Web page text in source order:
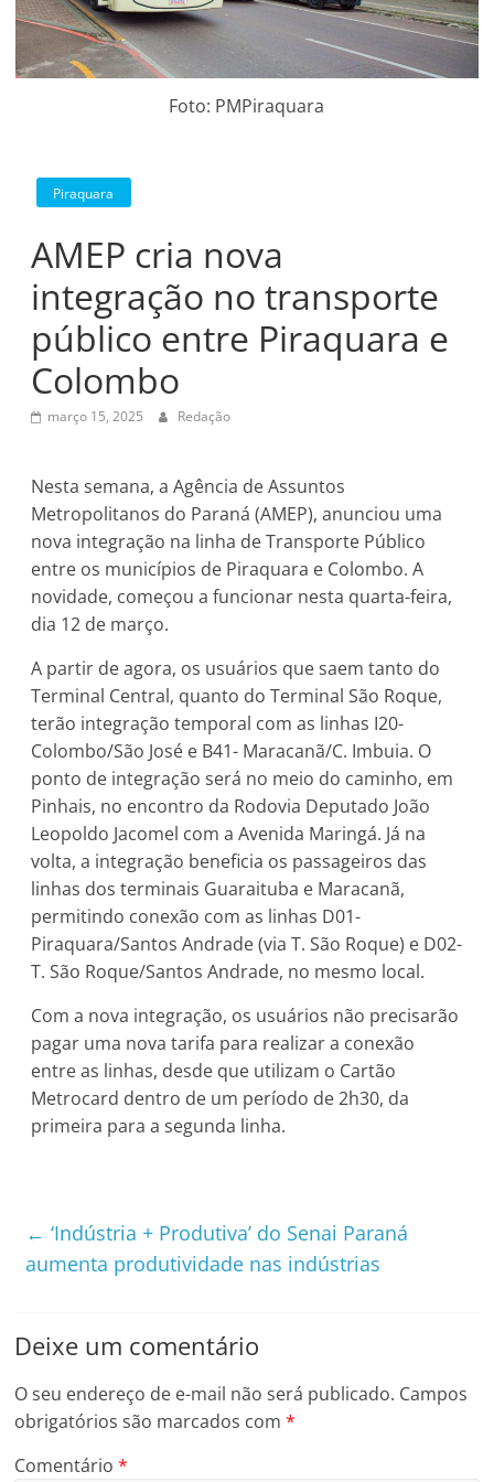
Foto: PMPiraquara
Piraquara
AMEP cria nova
integração no transporte
público entre Piraquara e
Colombo
março 15, 2025 Redação
Nesta semana, a Agência de Assuntos
Metropolitanos do Paraná (AMEP), anunciou uma
nova integração na linha de Transporte Público
entre os municípios de Piraquara e Colombo. A
novidade, começou a funcionar nesta quarta-feira,
dia 12 de março.
A partir de agora, os usuários que saem tanto do
Terminal Central, quanto do Terminal São Roque,
terão integração temporal com as linhas I20-
Colombo/São José e B41- Maracanã/C. Imbuia. O
ponto de integração será no meio do caminho, em
Pinhais, no encontro da Rodovia Deputado João
Leopoldo Jacomel com a Avenida Maringá. Já na
volta, a integração beneficia os passageiros das
linhas dos terminais Guaraituba e Maracanã,
permitindo conexão com as linhas D01-
Piraquara/Santos Andrade (via T. São Roque) e D02-
T. São Roque/Santos Andrade, no mesmo local.
Com a nova integração, os usuários não precisarão
pagar uma nova tarifa para realizar a conexão
entre as linhas, desde que utilizam o Cartão
Metrocard dentro de um período de 2h30, da
primeira para a segunda linha.
← ‘Indústria + Produtiva’ do Senai Paraná
aumenta produtividade nas indústrias
Deixe um comentário
O seu endereço de e-mail não será publicado. Campos
obrigatórios são marcados com*
Comentário*